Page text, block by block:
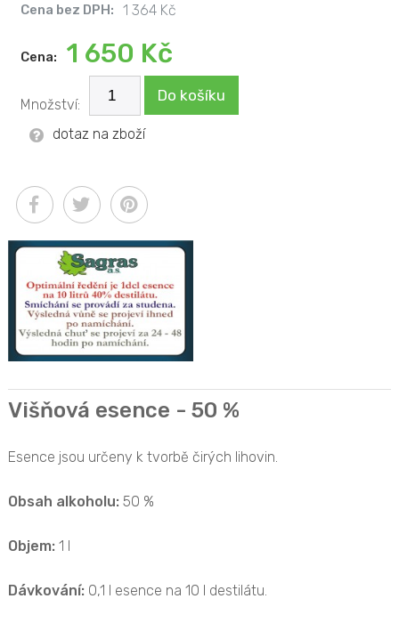
Cena bez DPH: 1 364 Kč
Cena: 1 650 Kč
Množství: Do košíku
dotaz na zboží
Višňová esence - 50 %
Esence jsou určeny k tvorbě čirých lihovin.
Obsah alkoholu: 50 %
Objem: 1 l
Dávkování: 0,1 l esence na 10 l destilátu.